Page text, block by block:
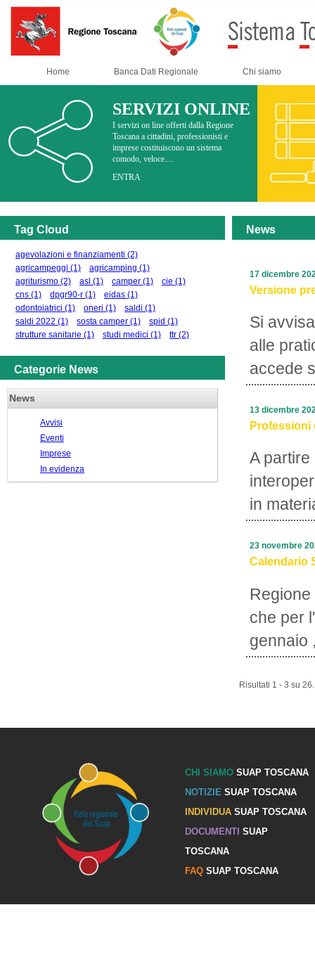
Home Banca Dati Regionale Chi siamo
SERVIZI ONLINE
I servizi on line offerti dalla Regione
Toscana a cittadini, professionisti e
imprese costituiscono un sistema
comodo, veloce....
ENTRA
Tag Cloud
agevolazioni e finanziamenti (2)
agricampeggi (1) agricamping (1)
agriturismo (2) asl (1) camper (1) cie (1)
cns (1) dpgr90-r (1) eidas (1)
odontoiatrici (1) oneri (1) saldi (1)
saldi 2022 (1) sosta camper (1) spid (1)
strutture sanitarie (1) studi medici (1) ttr (2)
Categorie News
News
Avvisi
Eventi
Imprese
In evidenza
News
Versione
Si
alle
accede
17 dicembre
Professioni
A
in
13 dicembre
Calendario
che per
gennaio
23 novembre
Risultati 1 - 3 su 26.
CHI SIAMOSUAP TOSCANA
NOTIZIE SUAP TOSCANA
INDIVIDUASUAP TOSCANA
DOCUMENTI SUAP
TOSCANA
FAQSUAP TOSCANA